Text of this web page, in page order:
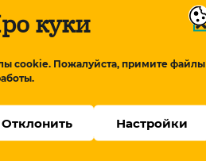
куки
cookie. Пожалуйста, примите файлы
Отклонить Настройки
оценили
между
регионе дискуссии о
и Армении